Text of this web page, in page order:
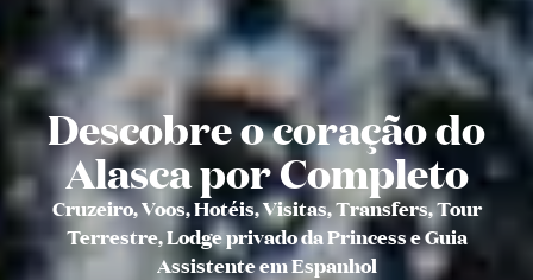
Descobre o coração do
Alasca por Completo
Cruzeiro, Voos, Hotéis, Visitas, Transfers, Tour
Terrestre, Lodge privado da Princess e Guia
Assistente em Espanhol